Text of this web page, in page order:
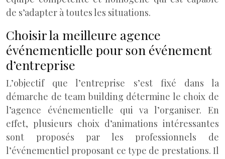
de s’adapter à toutes les situations.
Choisir la meilleure agence
événementielle pour son événement
d’entreprise
L’objectif que l’entreprise s’est fixé dans la
démarche de team building détermine le choix de
l’agence événementielle qui va l’organiser. En
effet, plusieurs choix d’animations intéressantes
sont proposés par les professionnels de
l’événementiel proposant ce type de prestations. Il